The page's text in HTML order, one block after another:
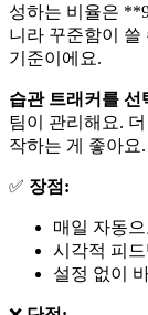
성하는 비율은
니라 꾸준함이 쓸
기준이에요.
습관 트래커를 선
팀이 관리해요.
작하는 게 좋아요.
✅ 장점:
매일 자동
시각적 피
설정 없이